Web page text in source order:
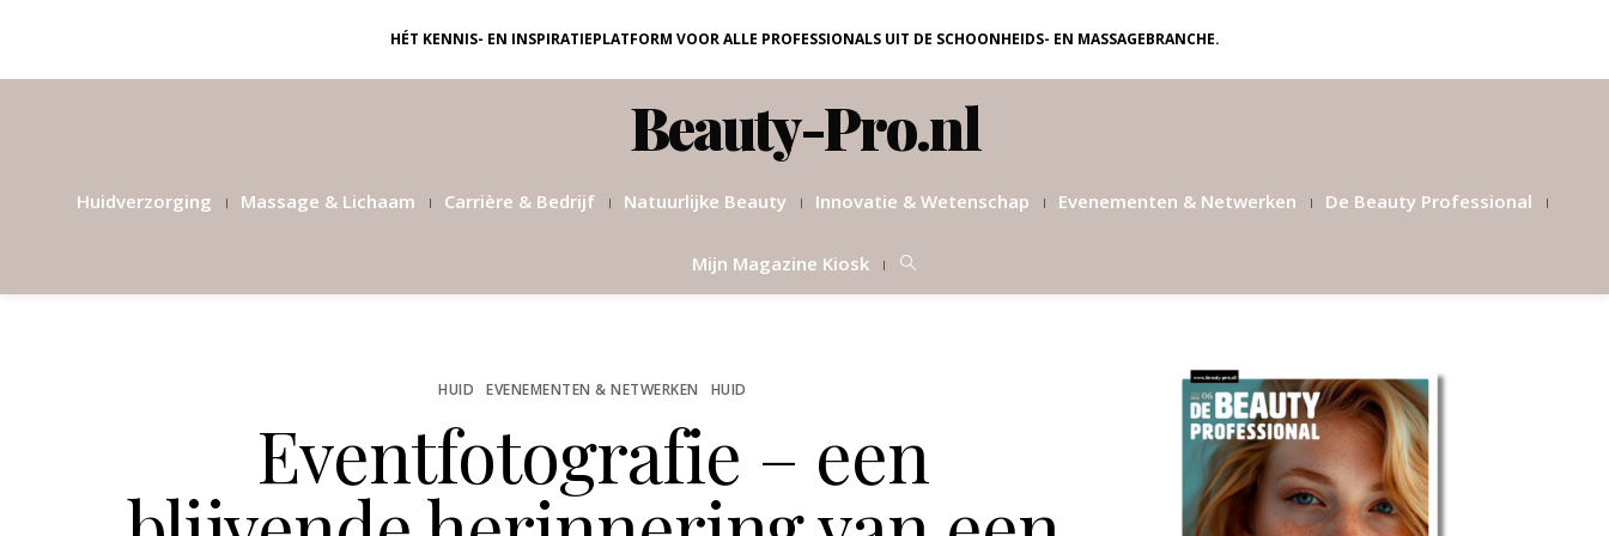
HÉT KENNIS- EN INSPIRATIEPLATFORM VOOR ALLE PROFESSIONALS UIT DE SCHOONHEIDS- EN MASSAGEBRANCHE.
Beauty-Pro.nl
Huidverzorging Massage & Lichaam Carrière & Bedrijf Natuurlijke Beauty Innovatie & Wetenschap Evenementen & Netwerken De Beauty Professional
Mijn Magazine Kiosk
HUID EVENEMENTEN & NETWERKEN HUID
Eventfotografie – een